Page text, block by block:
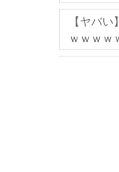
【ヤバ
ｗｗｗｗ